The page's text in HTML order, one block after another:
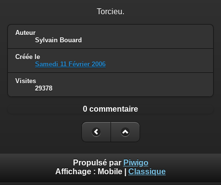
Torcieu.
Auteur
Sylvain Bouard
Créée le
Samedi 11 Février 2006
Visites
29378
0 commentaire
Propulsé par Piwigo
Affichage : Mobile Classique